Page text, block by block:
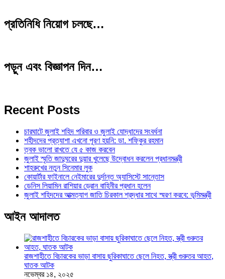
প্রতিনিধি নিয়োগ চলছে…
পড়ুন এবং বিজ্ঞাপন দিন…
Recent Posts
চারঘাটে জুলাই শহিদ পরিবার ও জুলাই যোদ্ধাদের সংবর্ধনা
শহীদদের প্রত্যাশা এখনো পূরণ হয়নি: ডা. শফিকুর রহমান
ত্বক ভালো রাখতে যে ৫ কাজ করবেন
জুলাই স্মৃতি জাদুঘরের দুয়ার খুলেছে উদ্বোধন করলেন প্রধানমন্ত্রী
শাহরুখের নতুন সিনেমার লুক
কোয়ার্টার ফাইনালে নেইমারের দুর্দান্ত অ্যাসিস্টে সান্তোস
ডেনিস লিয়ামিন রাশিয়ার ড্রোন বাহিনীর প্রধান হলেন
জুলাই শহিদদের আত্মত্যাগ জাতি চিরকাল শ্রদ্ধার সাথে স্মরণ করবে: ভূমিমন্ত্রী
আইন আদালত
রাজশাহীতে বিচারকের ভাড়া বাসায় ছুরিকাঘাতে ছেলে নিহত, স্ত্রী গুরুতর আহত,
ঘাতক আটক
নভেম্বর ১৪, ২০২৫